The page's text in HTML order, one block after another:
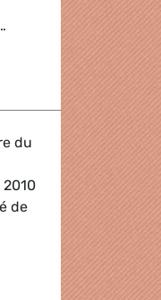
Commission
du
de